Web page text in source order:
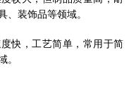
、装饰品等领域。
快，工艺简单，常用于简
。